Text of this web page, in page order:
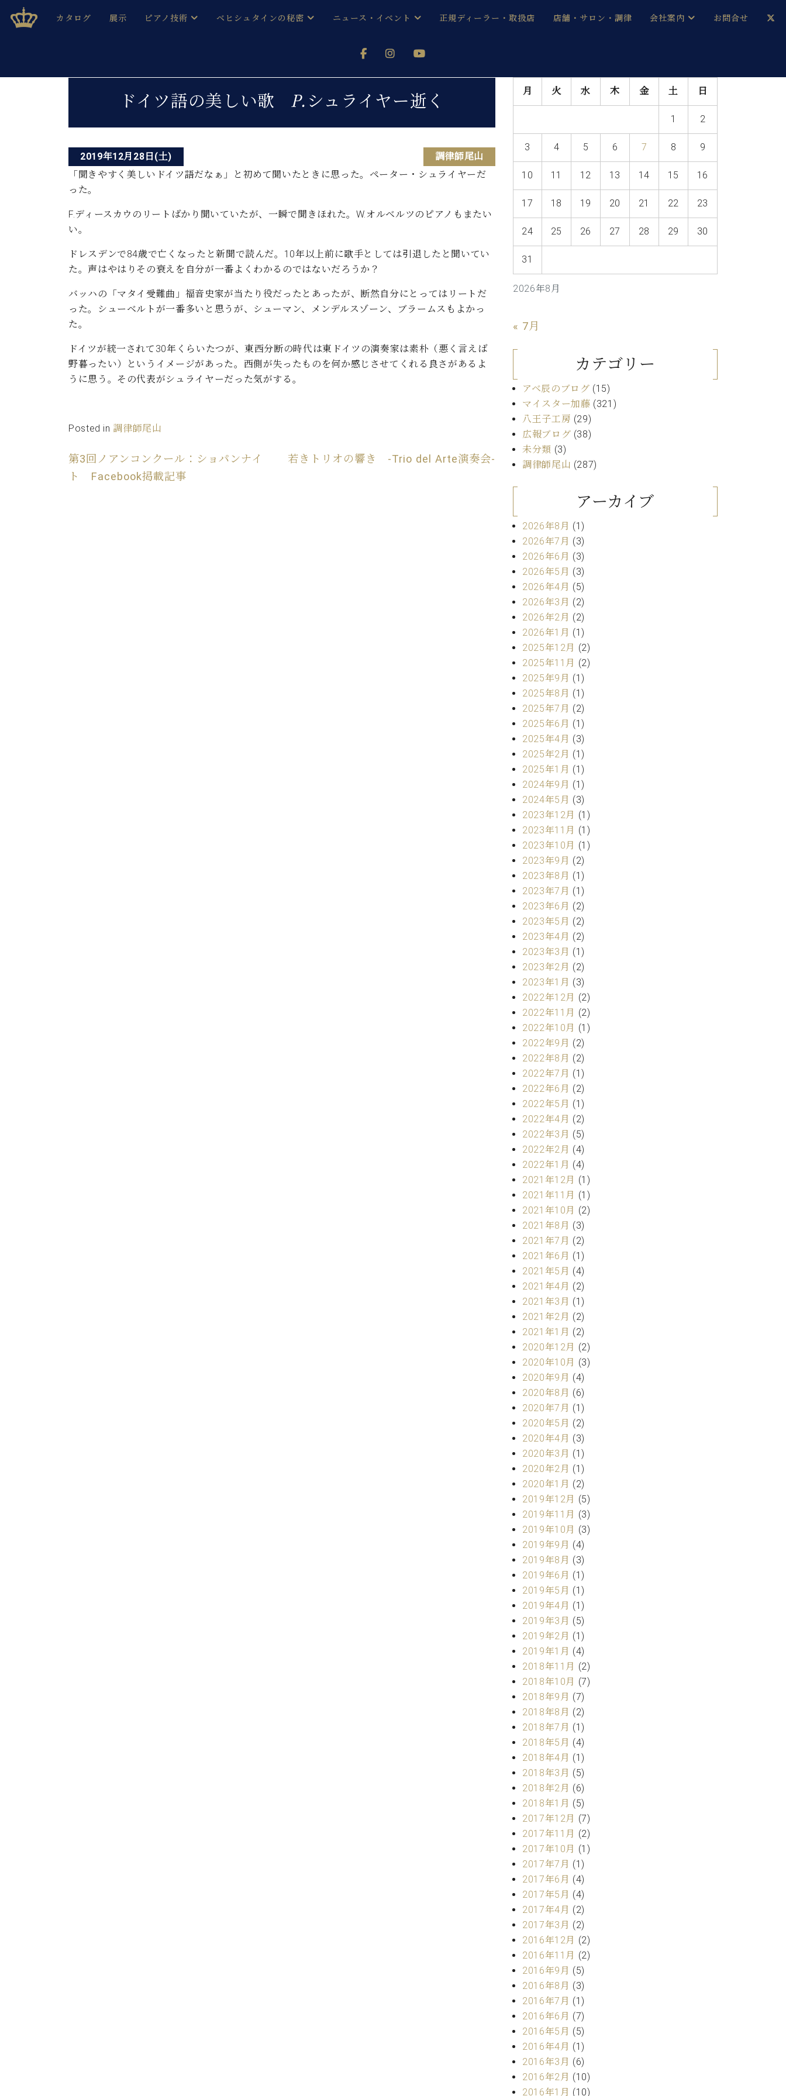
ベヒシュタインジャパン公式サイト
BECHSTEIN JAPAN Official Site
カタログ
C.ベヒシュタイン コンサート/C.ベヒシュタイン レジデンス
C.ベヒシュタイン コンサート
C.ベヒシュタイン コンサート
C.ベヒシュタイン アカデミー
W.ホフマン プロフェッショナル
W.ホフマン トラディション
展示 ピアノ技術
音色とタッチ
み
ピアノ製造番号
ベヒシュタインの秘密
ブランドヒストリー
ベヒシュタイン・シューレ
ご愛用者の声
ニュース・イベント
メルマガ会員登録ご案内
各店舗からのお知らせ
(入荷情報等)
(お知らせ・メディア情報)
キャンペーン
コンサート
代理店主催イベント
コンクール
正規ディーラー・取扱店 店舗・サロン・調律
ベヒシュタイン・シューレ音楽教室
ベヒシュタイン・セントラム 東京
ホール・スタジオレンタル
動画収録サービス
本社：八王子・技術営業センター
展示情報【ユーロピアノ特選中古】
アクセス
アフターサービス(調律)
尾山調律師のブログ Die Musikgasse（音楽の小道）
会社案内
採用情報
ベヒシュタイン・サロン会員
ベヒシュタイン・ジャパンブログ
お問合せ
ドイツ語の美しい歌 P.シュライヤー逝く
2019年12月28日(土)
調律師尾山
「聞きやすく美しいドイツ語だなぁ」と初めて聞いたときに思った。ペーター・シュライヤーだ
った。
F.ディースカウのリートばかり聞いていたが、一瞬で聞きほれた。W.オルベルツのピアノもまたい
い。
ドレスデンで84歳で亡くなったと新聞で読んだ。10年以上前に歌手としては引退したと聞いてい
た。声はやはりその衰えを自分が一番よくわかるのではないだろうか？
バッハの「マタイ受難曲」福音史家が当たり役だったとあったが、断然自分にとってはリートだ
った。シューベルトが一番多いと思うが、シューマン、メンデルスゾーン、ブラームスもよかっ
た。
ドイツが統一されて30年くらいたつが、東西分断の時代は東ドイツの演奏家は素朴（悪く言えば
野暮ったい）というイメージがあった。西側が失ったものを何か感じさせてくれる良さがあるよ
うに思う。その代表がシュライヤーだった気がする。
Posted in 調律師尾山
ナ
ビ
ゲ
ー
シ
ン
第3回ノアンコンクール：ショパンナイ
ト Facebook掲載記事
若きトリオの響き -Trio del Arte演奏会-
2026年8月
月 火 水 木 金 土 日
1 2
3 4 5 6 7 8 9
10 11 12 13 14 15 16
17 18 19 20 21 22 23
24 25 26 27 28 29 30
31
« 7月
カテゴリー
アベ辰のブログ (15)
マイスター加藤 (321)
八王子工房 (29)
広報ブログ (38)
未分類 (3)
調律師尾山 (287)
アーカイブ
2026年8月 (1)
2026年7月 (3)
2026年6月 (3)
2026年5月 (3)
2026年4月 (5)
2026年3月 (2)
2026年2月 (2)
2026年1月 (1)
2025年12月 (2)
2025年11月 (2)
2025年9月 (1)
2025年8月 (1)
2025年7月 (2)
2025年6月 (1)
2025年4月 (3)
2025年2月 (1)
2025年1月 (1)
2024年9月 (1)
2024年5月 (3)
2023年12月 (1)
2023年11月 (1)
2023年10月 (1)
2023年9月 (2)
2023年8月 (1)
2023年7月 (1)
2023年6月 (2)
2023年5月 (2)
2023年4月 (2)
2023年3月 (1)
2023年2月 (2)
2023年1月 (3)
2022年12月 (2)
2022年11月 (2)
2022年10月 (1)
2022年9月 (2)
2022年8月 (2)
2022年7月 (1)
2022年6月 (2)
2022年5月 (1)
2022年4月 (2)
2022年3月 (5)
2022年2月 (4)
2022年1月 (4)
2021年12月 (1)
2021年11月 (1)
2021年10月 (2)
2021年8月 (3)
2021年7月 (2)
2021年6月 (1)
2021年5月 (4)
2021年4月 (2)
2021年3月 (1)
2021年2月 (2)
2021年1月 (2)
2020年12月 (2)
2020年10月 (3)
2020年9月 (4)
2020年8月 (6)
2020年7月 (1)
2020年5月 (2)
2020年4月 (3)
2020年3月 (1)
2020年2月 (1)
2020年1月 (2)
2019年12月 (5)
2019年11月 (3)
2019年10月 (3)
2019年9月 (4)
2019年8月 (3)
2019年6月 (1)
2019年5月 (1)
2019年4月 (1)
2019年3月 (5)
2019年2月 (1)
2019年1月 (4)
2018年11月 (2)
2018年10月 (7)
2018年9月 (7)
2018年8月 (2)
2018年7月 (1)
2018年5月 (4)
2018年4月 (1)
2018年3月 (5)
2018年2月 (6)
2018年1月 (5)
2017年12月 (7)
2017年11月 (2)
2017年10月 (1)
2017年7月 (1)
2017年6月 (4)
2017年5月 (4)
2017年4月 (2)
2017年3月 (2)
2016年12月 (2)
2016年11月 (2)
2016年9月 (5)
2016年8月 (3)
2016年7月 (1)
2016年6月 (7)
2016年5月 (5)
2016年4月 (1)
2016年3月 (6)
2016年2月 (10)
2016年1月 (10)